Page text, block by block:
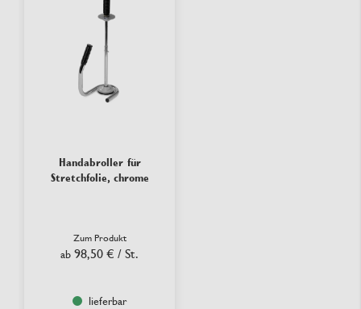
Handabroller für
Stretchfolie, chrome
Zum Produkt
ab 98,50 € / St.
lieferbar